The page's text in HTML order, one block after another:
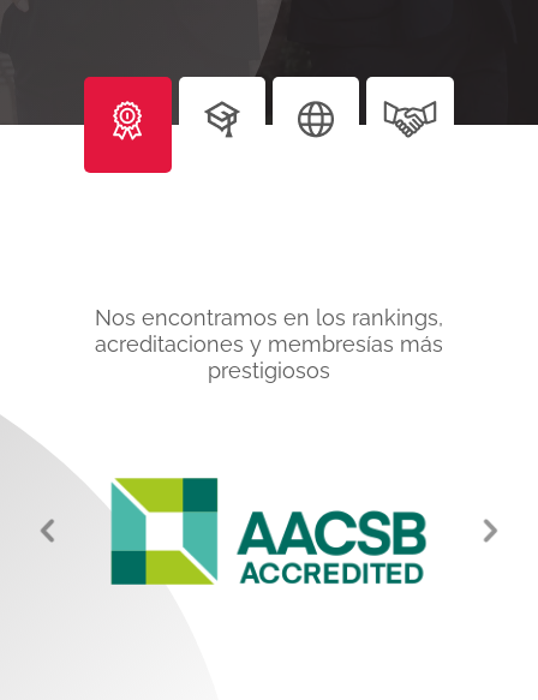
Nos encontramos en los rankings,
acreditaciones y membresías más
prestigiosos
Previous Next